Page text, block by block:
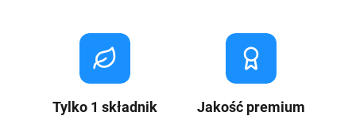
Tylko 1 składnik Jakość premium